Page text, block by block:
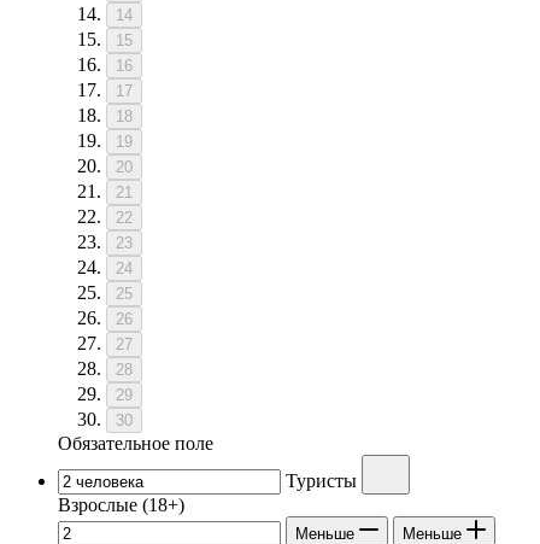
14
15
16
17
18
19
20
21
22
23
24
25
26
27
28
29
30
Обязательное поле
Туристы
Взрослые (18+)
Меньше Меньше